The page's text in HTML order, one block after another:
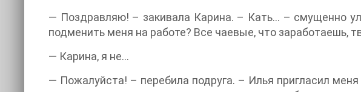
— Поздравляю! – закивала Карина. – Кать… – смущенно
подменить меня на работе? Все чаевые, что заработаешь,
— Карина, я не…
— Пожалуйста! – перебила подруга. – Илья пригласил